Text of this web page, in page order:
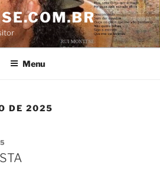
Menu
DE 2025